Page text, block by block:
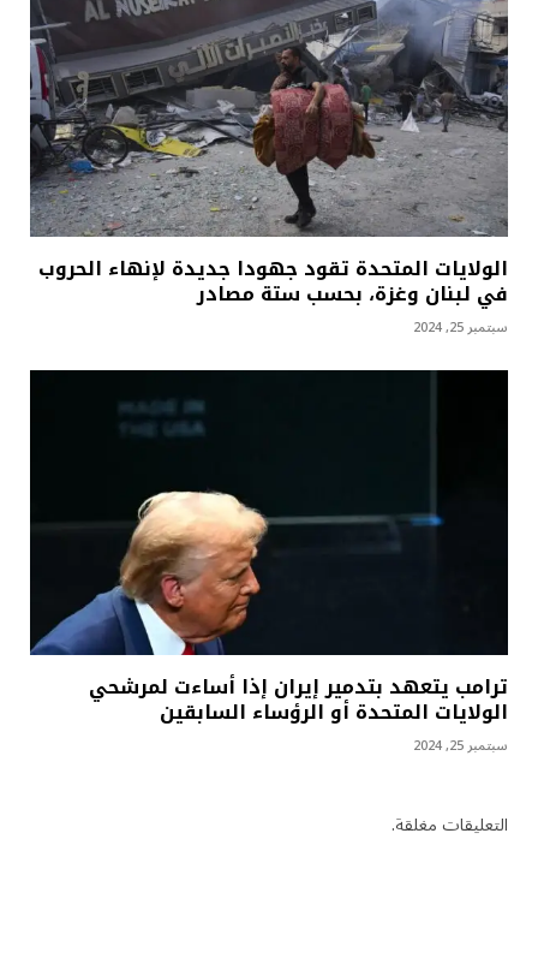
الولايات المتحدة تقود جهودا جديدة لإنهاء الحروب
في لبنان وغزة، بحسب ستة مصادر
سبتمبر 25, 2024
ترامب يتعهد بتدمير إيران إذا أساءت لمرشحي
الولايات المتحدة أو الرؤساء السابقين
سبتمبر 25, 2024
التعليقات مغلقة.